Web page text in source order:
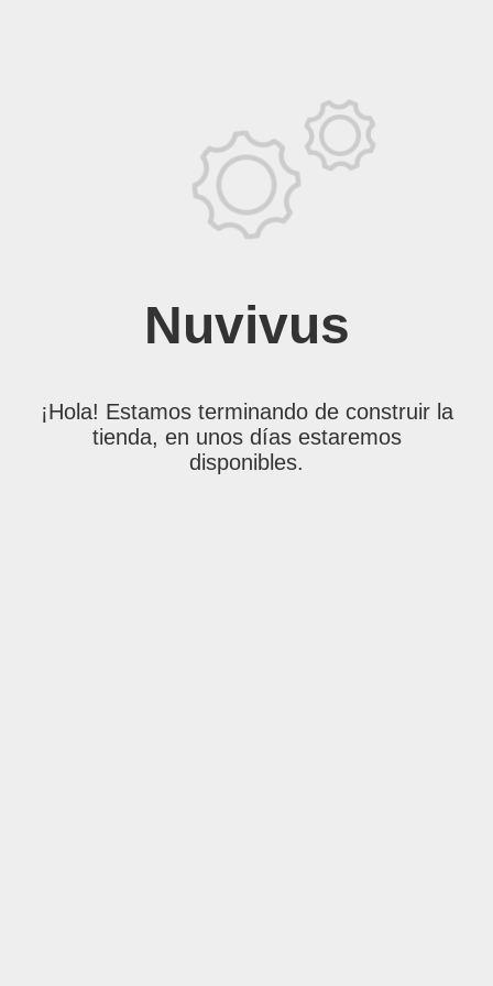
Nuvivus
¡Hola! Estamos terminando de construir la
tienda, en unos días estaremos
disponibles.